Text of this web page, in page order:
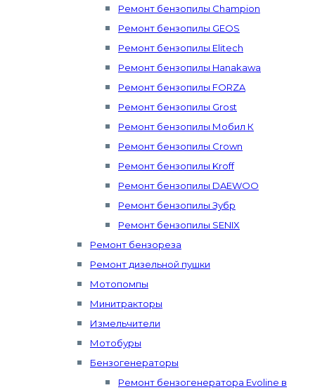
Ремонт бензопилы Champion
Ремонт бензопилы GEOS
Ремонт бензопилы Elitech
Ремонт бензопилы Hanakawa
Ремонт бензопилы FORZA
Ремонт бензопилы Grost
Ремонт бензопилы Мобил К
Ремонт бензопилы Crown
Ремонт бензопилы Kroff
Ремонт бензопилы DAEWOO
Ремонт бензопилы Зубр
Ремонт бензопилы SENIX
Ремонт бензореза
Ремонт дизельной пушки
Мотопомпы
Минитракторы
Измельчители
Мотобуры
Бензогенераторы
Ремонт бензогенератора Evoline в